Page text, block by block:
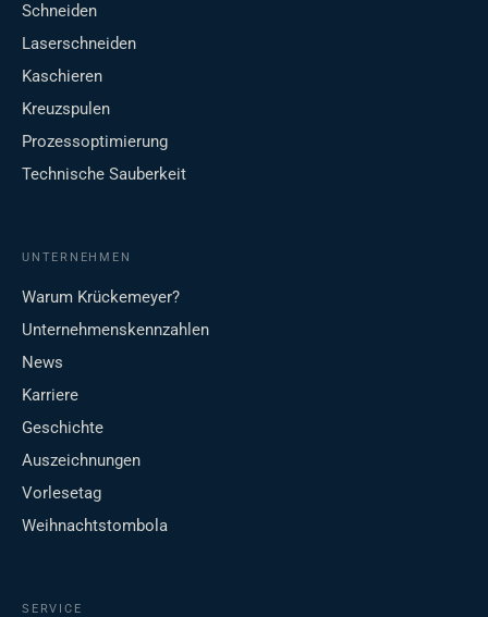
Schneiden
Laserschneiden
Kaschieren
Kreuzspulen
Prozessoptimierung
Technische Sauberkeit
UNTERNEHMEN
Warum Krückemeyer?
Unternehmenskennzahlen
News
Karriere
Geschichte
Auszeichnungen
Vorlesetag
Weihnachtstombola
SERVICE